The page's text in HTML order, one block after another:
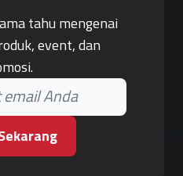
tahu mengenai
event, dan